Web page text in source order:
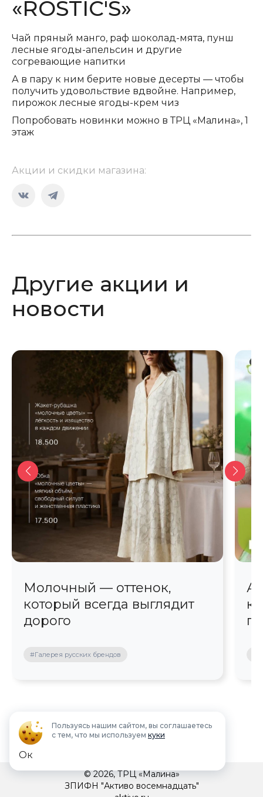
«ROSTIC'S»
Чай пряный манго, раф шоколад-мята, пунш
лесные ягоды-апельсин и другие
согревающие напитки
А в пару к ним берите новые десерты — чтобы
получить удовольствие вдвойне. Например,
пирожок лесные ягоды-крем чиз
Попробовать новинки можно в ТРЦ «Малина», 1
этаж
Акции и скидки магазина:
Страница
открывается
окне
Страница
открывается
окне
Другие акции и
новости
Молочный — оттенок,
который всегда выглядит
дорого
#Галерея русских брендов
© 2026, ТРЦ «Малина»
ЗПИФН "Активо восемнадцать"
Пользуясь нашим сайтом, вы соглашаетесь
с тем, что мы используем куки
Ок